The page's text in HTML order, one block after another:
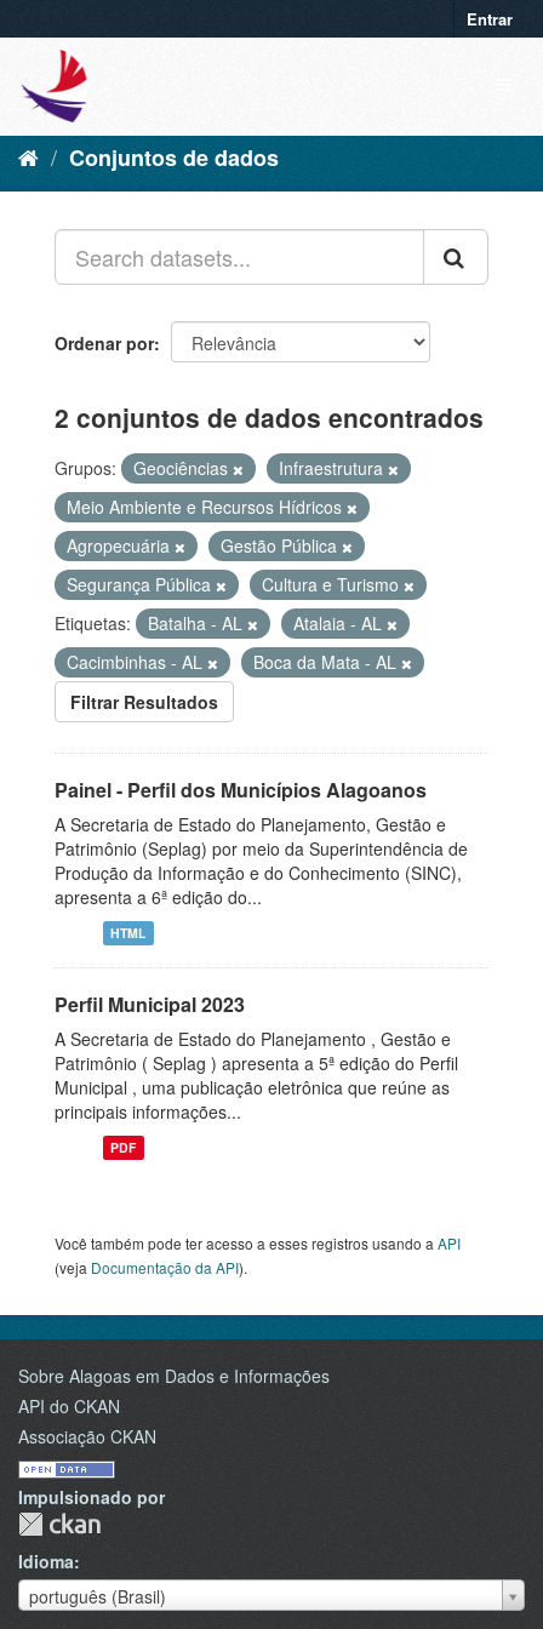
Entrar
Conjuntos de dados
Ordenar por
2 conjuntos de dados encontrados
Grupos: Geociências
Infraestrutura
Meio Ambiente e Recursos Hídricos
Agropecuária
Gestão Pública
Segurança Pública
Cultura e Turismo
Etiquetas:
Batalha - AL
Atalaia - AL
Cacimbinhas - AL
Boca da Mata - AL
Filtrar Resultados
Painel - Perfil dos Municípios Alagoanos
A Secretaria de Estado do Planejamento, Gestão e
Patrimônio (Seplag) por meio da Superintendência de
Produção da Informação e do Conhecimento (SINC),
apresenta a 6ª edição do...
HTML
Perfil Municipal 2023
A Secretaria de Estado do Planejamento , Gestão e
Patrimônio ( Seplag ) apresenta a 5ª edição do Perfil
Municipal , uma publicação eletrônica que reúne as
principais informações...
PDF
Você também pode ter acesso a esses registros usando a API
(veja Documentação da API).
Sobre Alagoas em Dados e Informações
API do CKAN
Associação CKAN
Impulsionado por
Idioma
português (Brasil)
Idioma